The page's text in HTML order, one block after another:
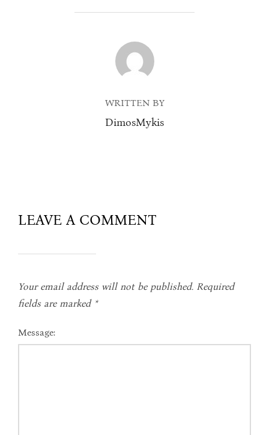
POST AUTHOR
WRITTEN BY
DimosMykis
LEAVE A COMMENT
Your email address will not be published. Required
fields are marked *
Message: